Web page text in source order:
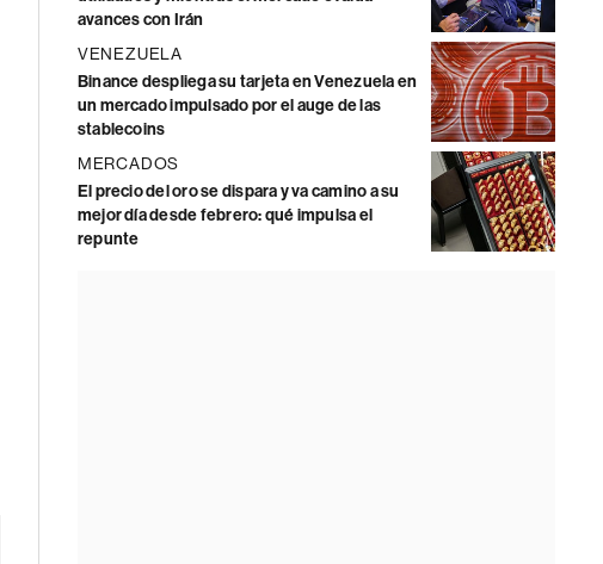
avances con Irán
VENEZUELA
Binance despliega su tarjeta en Venezuela en
un mercado impulsado por el auge de las
stablecoins
MERCADOS
El precio del oro se dispara y va camino a su
mejor día desde febrero: qué impulsa el
repunte